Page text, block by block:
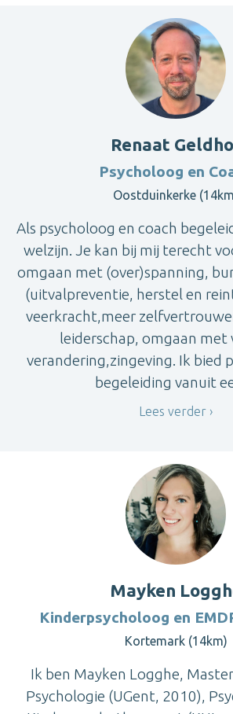
Renaat
Psycholoog en
Oostduinkerke
Als psycholoog en coach
welzijn. Je kan bij mij terecht
omgaan met (over)spanning,
(uitvalpreventie, herstel en
veerkracht,meer
leiderschap, omgaan met
verandering,zingeving. Ik bied
begeleiding vanuit
Lees verder
Mayken
Kinderpsycholoog en
Kortemark (14km)
Ik ben Mayken Logghe,
Psychologie (UGent, 2010),